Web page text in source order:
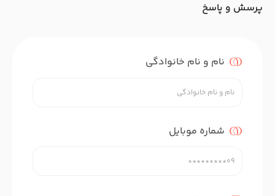
پرسش و پاسخ
نام و نام خانوادگی
شماره موبایل